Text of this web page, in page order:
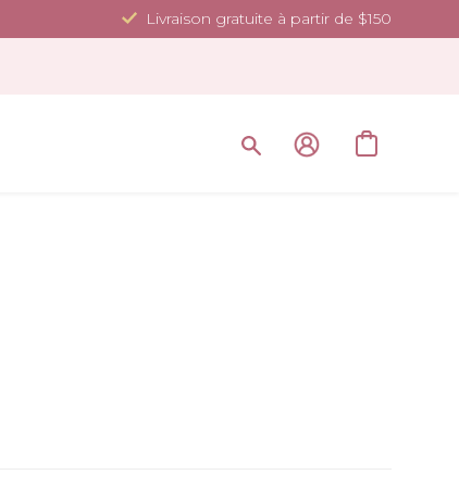
Livraison gratuite à partir de $150